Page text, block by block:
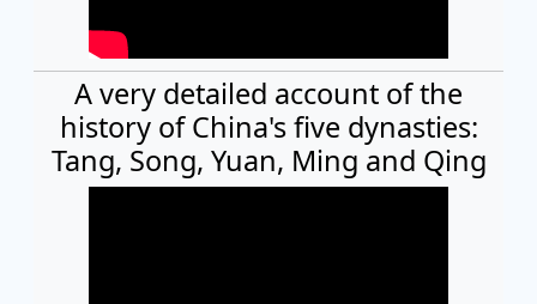
A very detailed account of the
history of China's five dynasties:
Tang, Song, Yuan, Ming and Qing